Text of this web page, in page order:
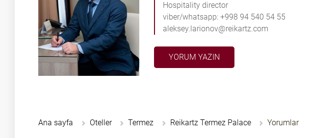
Hospitality director
viber/whatsapp: +998 94 540 54 55
aleksey.larionov@reikartz.com
YORUM YAZIN
Ana sayfa Oteller Termez Reikartz Termez Palace Yorumlar